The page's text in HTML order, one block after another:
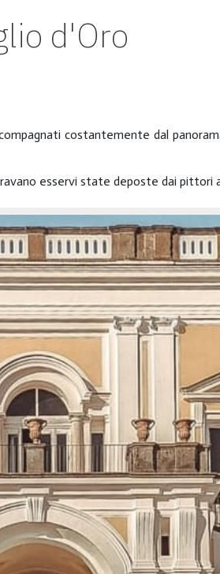
d'Oro
costantemente dal
esservi state deposte dai pittori